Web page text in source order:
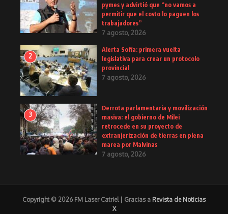
pymes y advirtió que “no vamos a
permitir que el costo lo paguen los
trabajadores”
7 agosto, 2026
2
Alerta Sofía: primera vuelta
legislativa para crear un protocolo
provincial
7 agosto, 2026
3
Derrota parlamentaria y movilización
masiva: el gobierno de Milei
retrocede en su proyecto de
extranjerización de tierras en plena
marea por Malvinas
7 agosto, 2026
Copyright © 2026 FM Laser Catriel | Gracias a Revista de Noticias
X